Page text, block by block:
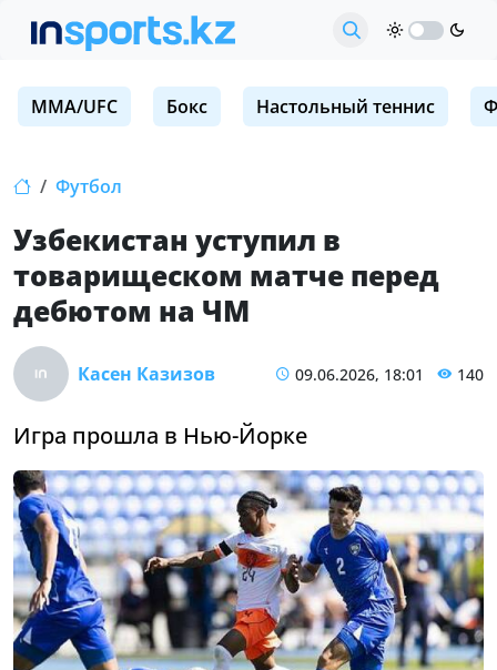
MMA/UFC Бокс Настольный теннис
Футбол
Узбекистан уступил в
товарищеском матче перед
дебютом на ЧМ
Касен Казизов 09.06.2026, 18:01 140
Игра прошла в Нью-Йорке